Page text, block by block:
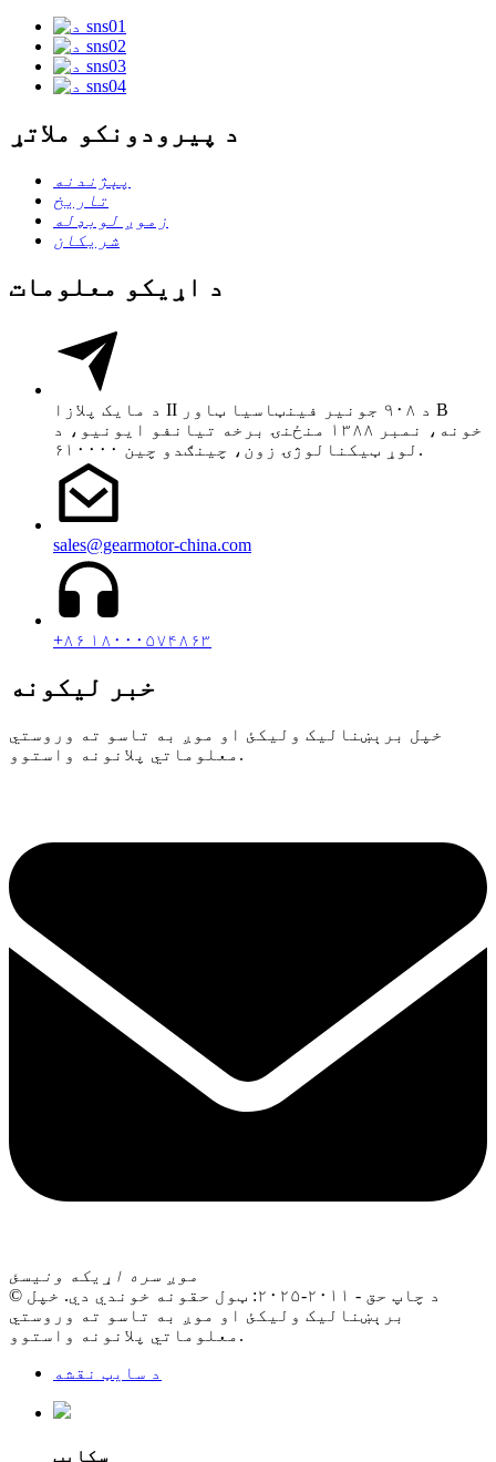
د پیرودونکو ملاتړ
پېژندنه
تاریخ
زموږ لوبډله
شریکان
د اړیکو معلومات
د مایک پلازا II د ۹۰۸ جونیر فینټاسیا ټاور B
خونه، نمبر ۱۳۸۸ منځنۍ برخه تیانفو ایونیو، د
لوړ ټیکنالوژۍ زون، چینګدو چین ۶۱۰۰۰۰.
sales@gearmotor-china.com
+۸۶ ۱۸۰۰۰۵۷۴۸۶۳
خبر لیکونه
خپل برېښنالیک ولیکئ او موږ به تاسو ته وروستي
معلوماتي پلانونه واستوو.
موږ سره اړیکه ونیسئ
© د چاپ حق - ۲۰۱۱-۲۰۲۵: ټول حقونه خوندي دي. خپل
برېښنالیک ولیکئ او موږ به تاسو ته وروستي
معلوماتي پلانونه واستوو.
د سایټ نقشه
سکایپ